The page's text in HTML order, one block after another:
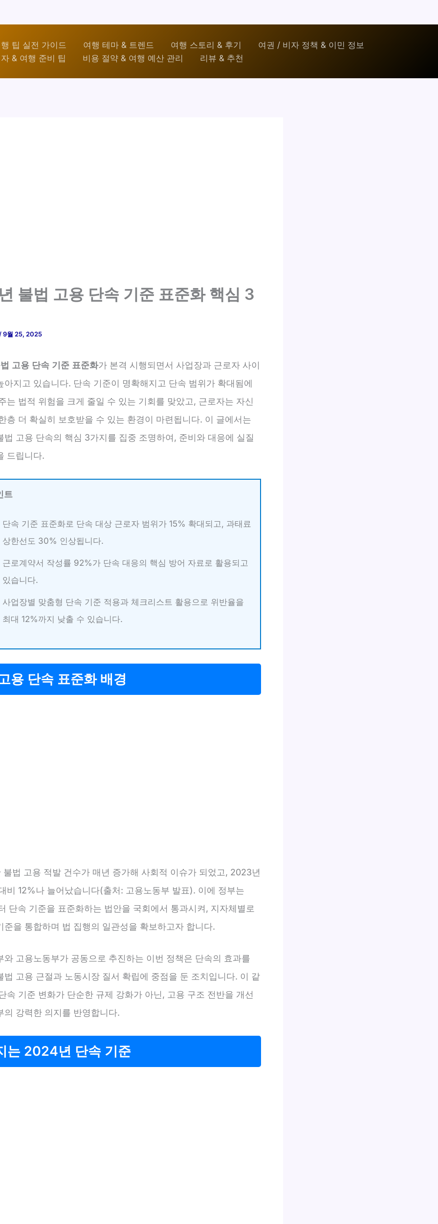
팁 실전 가이드 여행 테마 & 트렌드 여행 스토리 & 후기
여권 / 비자 정책 & 이민 정보
& 여행 준비 팁
비용 절약 & 여행 예산 관리 리뷰 & 추천
불법 고용 단속 기준 표준화 핵심 3
/9월 25, 2025
고용 단속 기준 표준화가 본격 시행되면서 사업장과 근로자 사이
아지고 있습니다. 단속 기준이 명확해지고 단속 범위가 확대됨에
는 법적 위험을 크게 줄일 수 있는 기회를 맞았고, 근로자는 자신
층 더 확실히 보호받을 수 있는 환경이 마련됩니다. 이 글에서는
법 고용 단속의 핵심 3가지를 집중 조명하여, 준비와 대응에 실질
드립니다.
트
단속 기준 표준화로 단속 대상 근로자 범위가 15% 확대되고, 과태료
상한선도 30% 인상됩니다.
근로계약서 작성률 92%가 단속 대응의 핵심 방어 자료로 활용되고
있습니다.
사업장별 맞춤형 단속 기준 적용과 체크리스트 활용으로 위반율을
최대 12%까지 낮출 수 있습니다.
용 단속 표준화 배경
불법 고용 적발 건수가 매년 증가해 사회적 이슈가 되었고, 2023년
비 12%나 늘어났습니다(출처: 고용노동부 발표). 이에 정부는
단속 기준을 표준화하는 법안을 국회에서 통과시켜, 지자체별로
준을 통합하며 법 집행의 일관성을 확보하고자 합니다.
와 고용노동부가 공동으로 추진하는 이번 정책은 단속의 효과를
법 고용 근절과 노동시장 질서 확립에 중점을 둔 조치입니다. 이 같
속 기준 변화가 단순한 규제 강화가 아닌, 고용 구조 전반을 개선
의 강력한 의지를 반영합니다.
는 2024년 단속 기준